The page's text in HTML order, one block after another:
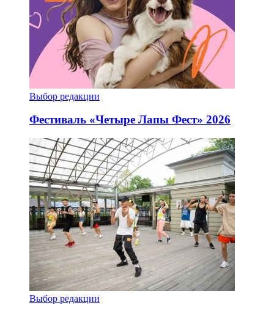
Выбор редакции
Фестиваль «Четыре Лапы Фест» 2026
Выбор редакции